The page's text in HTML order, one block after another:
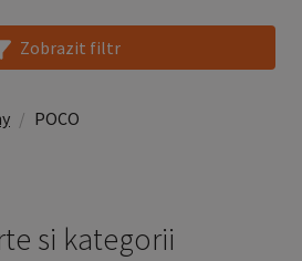
Zobrazit filtr
POCO
si kategorii